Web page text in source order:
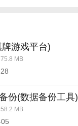
的功能:
书就能完成，可以
游戏平台)
MB
份(数据备份工具)
MB